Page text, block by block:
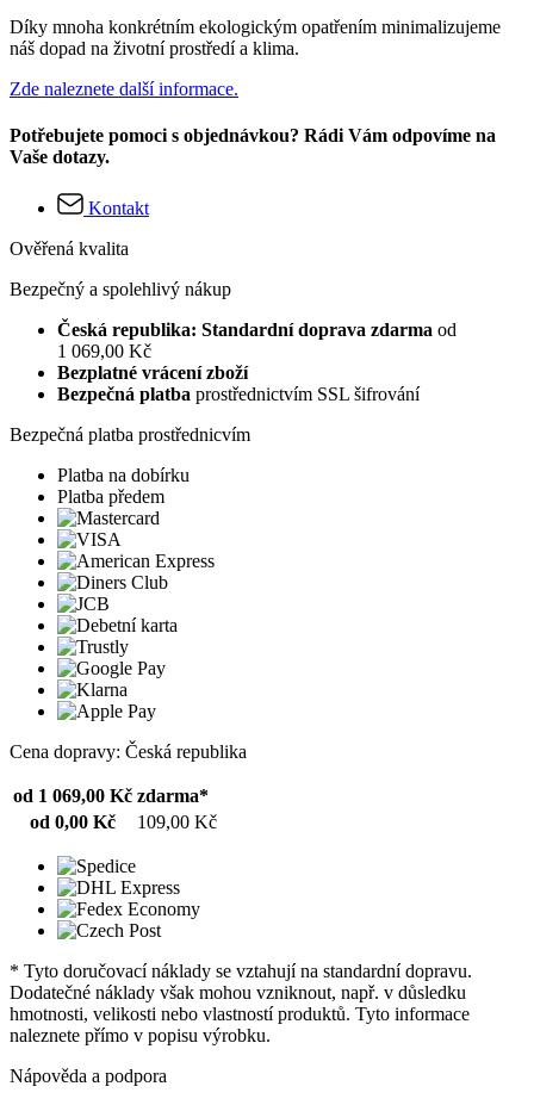
Díky mnoha konkrétním ekologickým opatřením minimalizujeme
náš dopad na životní prostředí a klima.
Zde naleznete další informace.
Potřebujete pomoci s objednávkou? Rádi Vám odpovíme na
Vaše dotazy.
Kontakt
Ověřená kvalita
Bezpečný a spolehlivý nákup
Česká republika: Standardní doprava zdarma od
1 069,00 Kč
Bezplatné vrácení zboží
Bezpečná platba prostřednictvím SSL šifrování
Bezpečná platba prostřednicvím
Platba na dobírku
Platba předem
Cena dopravy: Česká republika
od 1 069,00 Kč zdarma*
od 0,00 Kč
109,00 Kč
* Tyto doručovací náklady se vztahují na standardní dopravu.
Dodatečné náklady však mohou vzniknout, např. v důsledku
hmotnosti, velikosti nebo vlastností produktů. Tyto informace
naleznete přímo v popisu výrobku.
Nápověda a podpora